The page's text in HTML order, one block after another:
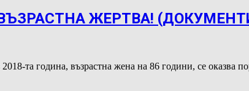
ЖЕРТВА!
та година, възрастна жена на 86 години, се оказва